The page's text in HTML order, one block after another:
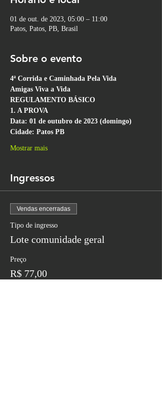
01 de out. de 2023, 05:00 – 11:00
Patos, Patos, PB, Brasil
Sobre o evento
4ª Corrida e Caminhada Pela Vida
Amigas Viva a Vida
REGULAMENTO BÁSICO
1. A PROVA
Data: 01 de outubro de 2023 (domingo)
Cidade: Patos PB
Mostrar mais
Ingressos
Vendas encerradas
Tipo de ingresso
Lote comunidade geral
Preço
R$ 77,00